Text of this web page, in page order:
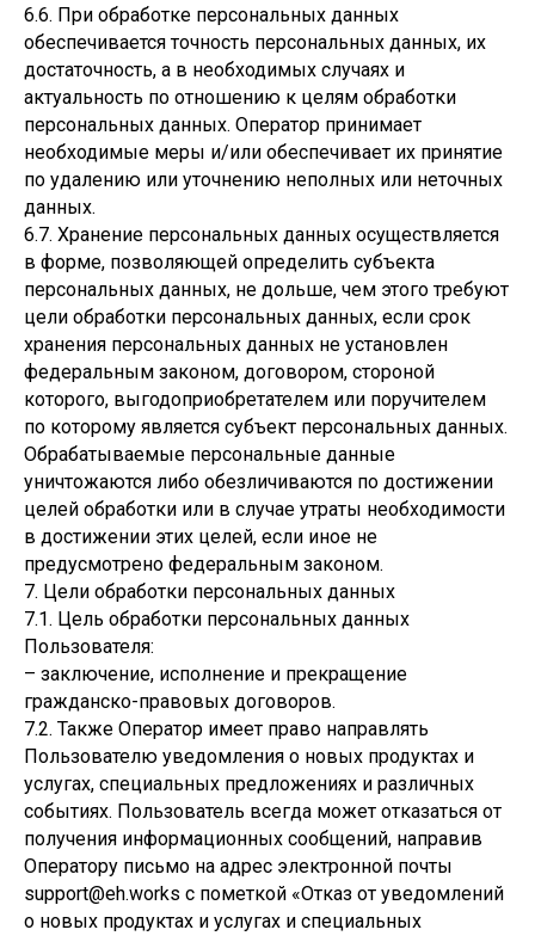
6.6. При обработке персональных данных
обеспечивается точность персональных данных, их
достаточность, а в необходимых случаях и
актуальность по отношению к целям обработки
персональных данных. Оператор принимает
необходимые меры и/или обеспечивает их принятие
по удалению или уточнению неполных или неточных
данных.
6.7. Хранение персональных данных осуществляется
в форме, позволяющей определить субъекта
персональных данных, не дольше, чем этого требуют
цели обработки персональных данных, если срок
хранения персональных данных не установлен
федеральным законом, договором, стороной
которого, выгодоприобретателем или поручителем
по которому является субъект персональных данных.
Обрабатываемые персональные данные
уничтожаются либо обезличиваются по достижении
целей обработки или в случае утраты необходимости
в достижении этих целей, если иное не
предусмотрено федеральным законом.
7. Цели обработки персональных данных
7.1. Цель обработки персональных данных
Пользователя:
– заключение, исполнение и прекращение
гражданско-правовых договоров.
7.2. Также Оператор имеет право направлять
Пользователю уведомления о новых продуктах и
услугах, специальных предложениях и различных
событиях. Пользователь всегда может отказаться от
получения информационных сообщений, направив
Оператору письмо на адрес электронной почты
support@eh.works с пометкой «Отказ от уведомлений
о новых продуктах и услугах и специальных